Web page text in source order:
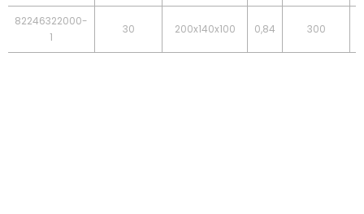
82246322000-
1
30 200x140x100 0,84 300